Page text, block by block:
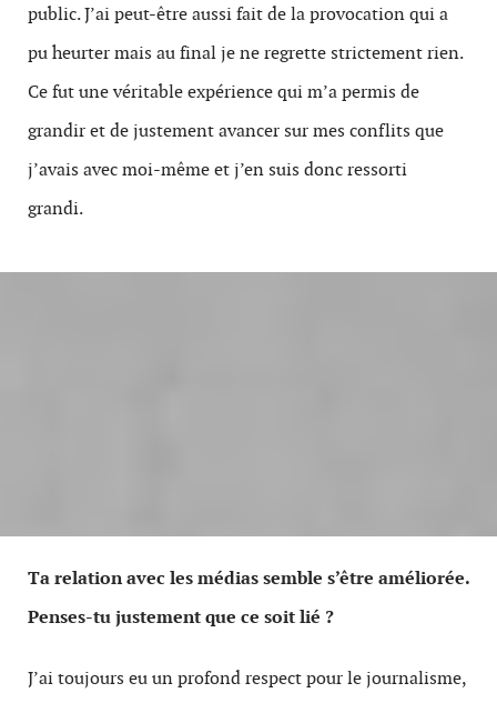
public. J’ai peut-être aussi fait de la provocation qui a
pu heurter mais au final je ne regrette strictement rien.
Ce fut une véritable expérience qui m’a permis de
grandir et de justement avancer sur mes conflits que
j’avais avec moi-même et j’en suis donc ressorti
grandi.
Ta relation avec les médias semble s’être améliorée.
Penses-tu justement que ce soit lié ?
J’ai toujours eu un profond respect pour le journalisme,